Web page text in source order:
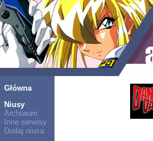
Główna
Niusy
Archiwum
Inne serwisy
Dodaj niusa